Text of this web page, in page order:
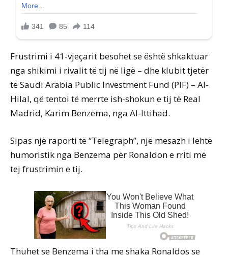
Frustrimi i 41-vjeçarit besohet se është shkaktuar
nga shikimi i rivalit të tij në ligë – dhe klubit tjetër
të Saudi Arabia Public Investment Fund (PIF) – Al-
Hilal, që tentoi të merrte ish-shokun e tij të Real
Madrid, Karim Benzema, nga Al-Ittihad.
Sipas një raporti të “Telegraph”, një mesazh i lehtë
humoristik nga Benzema për Ronaldon e rriti më
tej frustrimin e tij.
Thuhet se Benzema i tha me shaka Ronaldos se